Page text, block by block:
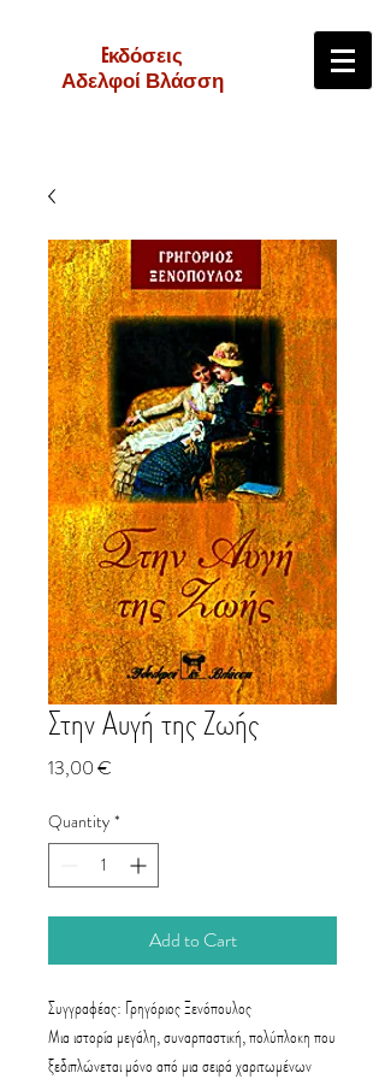
Eκδόσεις
Αδελφοί Βλάσση
Στην Αυγή της Ζωής
13,00 €
Quantity *
Add to Cart
Συγγραφέας: Γρηγόριος Ξενόπουλος
Μια ιστορία μεγάλη, συναρπαστική, πολύπλοκη που
ξεδιπλώνεται μόνο από μια σειρά χαριτωμένων